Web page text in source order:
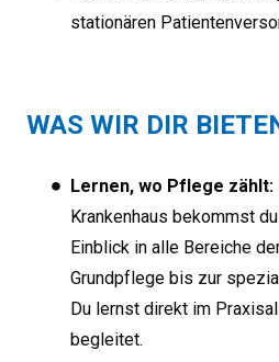
stationären
WAS WIR DIR
Lernen, wo Pflege zählt:
Krankenhaus bekommst
Einblick in alle Bereiche
Grundpflege bis zur
Du lernst direkt im
begleitet.